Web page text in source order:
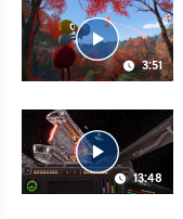
3:51
13:48